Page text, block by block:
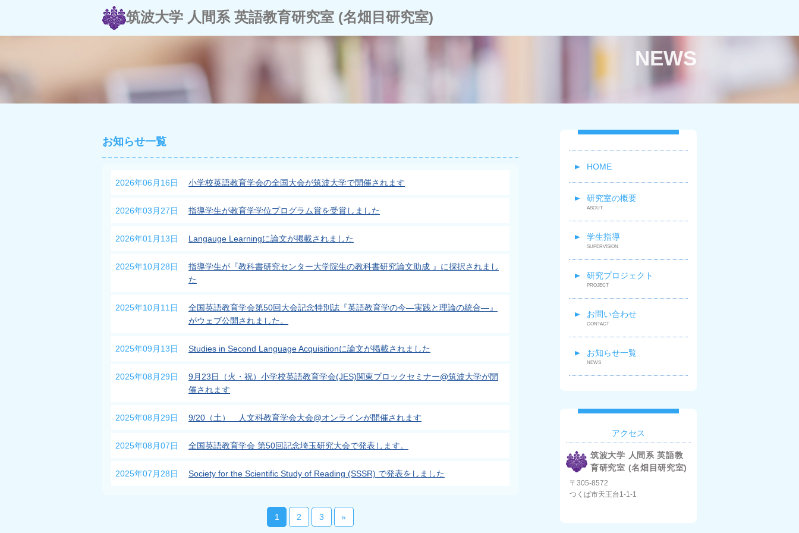
筑波大学 人間系 英語教育研究室 (名畑目研究室)
NEWS
HOME
研究室の概要
学生指導
研究プロジェクト
お問い合わせ
お知らせ一覧
アクセス
筑波大学 人間系 英語教
育研究室 (名畑目研究室)
〒305-8572
つくば市天王台1-1-1
お知らせ一覧
2026年06月16日 小学校英語教育学会の全国大会が筑波大学で開催されます
2026年03月27日 指導学生が教育学学位プログラム賞を受賞しました
2026年01月13日 Langauge Learningに論文が掲載されました
2025年10月28日
指導学生が『教科書研究センター大学院生の教科書研究論文助成 』に採択されまし
た
2025年10月11日
全国英語教育学会第50回大会記念特別誌『英語教育学の今―実践と理論の統合―』
がウェブ公開されました。
2025年09月13日 Studies in Second Language Acquisitionに論文が掲載されました
2025年08月29日
9月23日（火・祝）小学校英語教育学会(JES)関東ブロックセミナー@筑波大学が開
催されます
2025年08月29日 9/20（土） 人文科教育学会大会@オンラインが開催されます
2025年08月07日 全国英語教育学会 第50回記念埼玉研究大会で発表します。
2025年07月28日 Society for the Scientific Study of Reading (SSSR) で発表をしました
1 2 3 »